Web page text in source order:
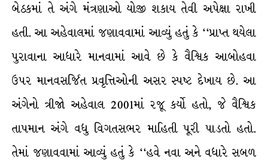
બેઠકમાં તે અંગે મંત્રણાઓ યોજી શકાય તેવી અપેક્ષા રાખી
હતી. આ અહેવાલમાં જણાવવામાં આવ્યું હતું કે ‘‘પ્રાપ્ત થયેલા
પુરાવાના આધારે માનવામાં આવે છે કે વૈશ્વિક આબોહવા
ઉપર માનવસર્જિત પ્રવૃત્તિઓની અસર સ્પષ્ટ દેખાય છે. આ
અંગેનો ત્રીજો અહેવાલ 2001માં રજૂ કર્યો હતો, જે વૈશ્વિક
તાપમાન અંગે વધુ વિગતસભર માહિતી પૂરી પાડતો હતો.
તેમાં જણાવવામાં આવ્યું હતું કે ‘‘હવે નવા અને વધારે સબળ